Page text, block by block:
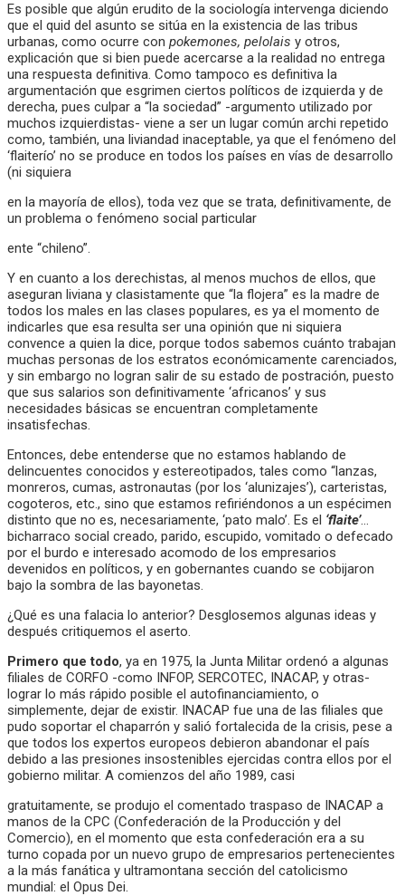
Es posible que algún erudito de la sociología intervenga diciendo
que el quid del asunto se sitúa en la existencia de las tribus
urbanas, como ocurre con pokemones, pelolais y otros,
explicación que si bien puede acercarse a la realidad no entrega
una respuesta definitiva. Como tampoco es definitiva la
argumentación que esgrimen ciertos políticos de izquierda y de
derecha, pues culpar a “la sociedad” -argumento utilizado por
muchos izquierdistas- viene a ser un lugar común archi repetido
como, también, una liviandad inaceptable, ya que el fenómeno del
‘flaiterío’ no se produce en todos los países en vías de desarrollo
(ni siquiera
en la mayoría de ellos), toda vez que se trata, definitivamente, de
un problema o fenómeno social particular
ente “chileno”.
Y en cuanto a los derechistas, al menos muchos de ellos, que
aseguran liviana y clasistamente que “la flojera” es la madre de
todos los males en las clases populares, es ya el momento de
indicarles que esa resulta ser una opinión que ni siquiera
convence a quien la dice, porque todos sabemos cuánto trabajan
muchas personas de los estratos económicamente carenciados,
y sin embargo no logran salir de su estado de postración, puesto
que sus salarios son definitivamente ‘africanos’ y sus
necesidades básicas se encuentran completamente
insatisfechas.
Entonces, debe entenderse que no estamos hablando de
delincuentes conocidos y estereotipados, tales como “lanzas,
monreros, cumas, astronautas (por los ‘alunizajes’), carteristas,
cogoteros, etc., sino que estamos refiriéndonos a un espécimen
distinto que no es, necesariamente, ‘pato malo’. Es el ‘flaite’…
bicharraco social creado, parido, escupido, vomitado o defecado
por el burdo e interesado acomodo de los empresarios
devenidos en políticos, y en gobernantes cuando se cobijaron
bajo la sombra de las bayonetas.
¿Qué es una falacia lo anterior? Desglosemos algunas ideas y
después critiquemos el aserto.
Primero que todo, ya en 1975, la Junta Militar ordenó a algunas
filiales de CORFO -como INFOP, SERCOTEC, INACAP, y otras-
lograr lo más rápido posible el autofinanciamiento, o
simplemente, dejar de existir. INACAP fue una de las filiales que
pudo soportar el chaparrón y salió fortalecida de la crisis, pese a
que todos los expertos europeos debieron abandonar el país
debido a las presiones insostenibles ejercidas contra ellos por el
gobierno militar. A comienzos del año 1989, casi
gratuitamente, se produjo el comentado traspaso de INACAP a
manos de la CPC (Confederación de la Producción y del
Comercio), en el momento que esta confederación era a su
turno copada por un nuevo grupo de empresarios pertenecientes
a la más fanática y ultramontana sección del catolicismo
mundial: el Opus Dei.